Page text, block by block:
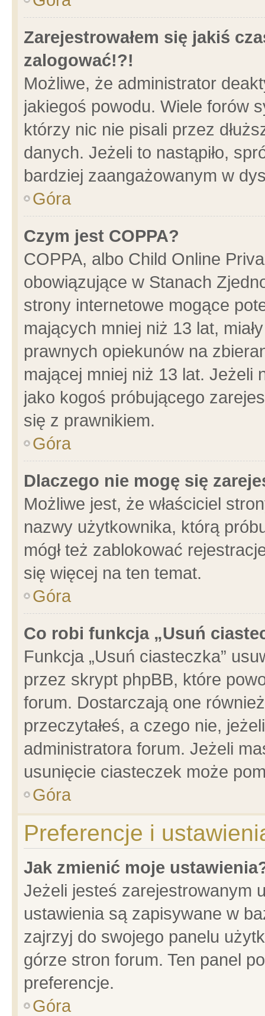
Zarejestrowałem się jakiś
zalogować!?!
Możliwe, że administrator
jakiegoś powodu. Wiele forów
którzy nic nie pisali przez
danych. Jeżeli to nastąpiło,
bardziej zaangażowanym w
Góra
Czym jest COPPA?
COPPA, albo Child Online
obowiązujące w Stanach
strony internetowe mogące
mających mniej niż 13 lat,
prawnych opiekunów na
mającej mniej niż 13 lat. Jeżeli
jako kogoś próbującego
się z prawnikiem.
Góra
Dlaczego nie mogę się
Możliwe jest, że właściciel
nazwy użytkownika, którą
mógł też zablokować
się więcej na ten temat.
Góra
Co robi funkcja „Usuń
Funkcja „Usuń ciasteczka”
przez skrypt phpBB, które
forum. Dostarczają one
przeczytałeś, a czego nie,
administratora forum. Jeżeli
usunięcie ciasteczek może
Góra
Preferencje i
Jak zmienić moje
Jeżeli jesteś zarejestrowanym
ustawienia są zapisywane w
zajrzyj do swojego panelu
górze stron forum. Ten panel
preferencje.
Góra